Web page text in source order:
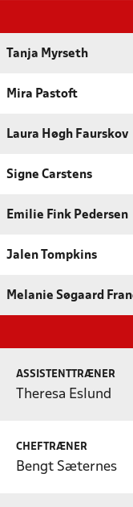
Tanja Myrseth
Mira Pastoft
Laura Høgh Faurskov
Signe Carstens
Emilie Fink Pedersen
Jalen Tompkins
Melanie Søgaard
ASSISTENTTRÆNER
Theresa Eslund
CHEFTRÆNER
Bengt Sæternes